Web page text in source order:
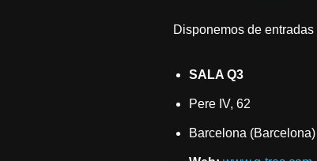
Disponemos de
SALA Q3
Pere IV, 62
Barcelona (Barcelona)